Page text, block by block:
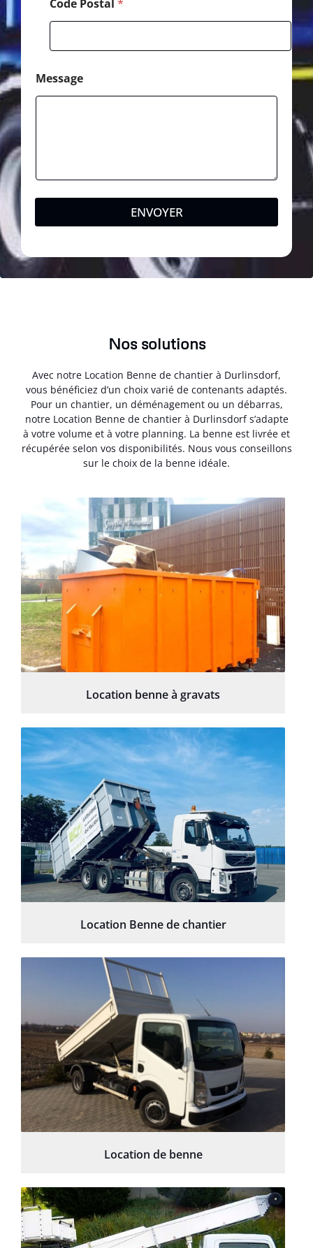
Code Postal *
Message
ENVOYER
Nos solutions
Avec notre Location Benne de chantier à Durlinsdorf,
vous bénéficiez d’un choix varié de contenants adaptés.
Pour un chantier, un déménagement ou un débarras,
notre Location Benne de chantier à Durlinsdorf s’adapte
à votre volume et à votre planning. La benne est livrée et
récupérée selon vos disponibilités. Nous vous conseillons
sur le choix de la benne idéale.
Location benne à gravats
Location Benne de chantier
Location de benne